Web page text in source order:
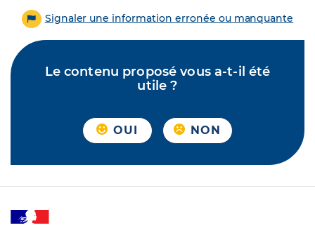
Signaler une information erronée ou manquante
Le contenu proposé vous a-t-il été
utile ?
OUI NON